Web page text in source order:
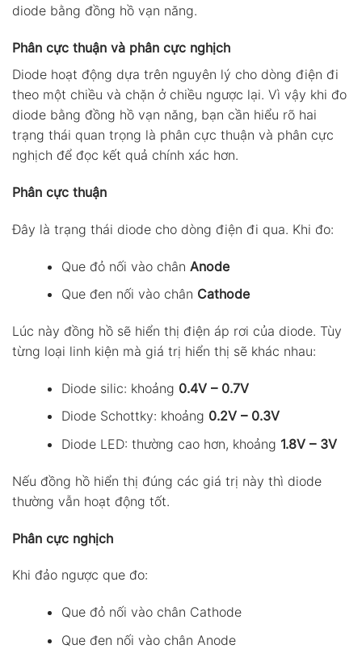
diode bằng đồng hồ vạn năng.
Phân cực thuận và phân cực nghịch
Diode hoạt động dựa trên nguyên lý cho dòng điện đi
theo một chiều và chặn ở chiều ngược lại. Vì vậy khi đo
diode bằng đồng hồ vạn năng, bạn cần hiểu rõ hai
trạng thái quan trọng là phân cực thuận và phân cực
nghịch để đọc kết quả chính xác hơn.
Phân cực thuận
Đây là trạng thái diode cho dòng điện đi qua. Khi đo:
Que đỏ nối vào chân Anode
Que đen nối vào chân Cathode
Lúc này đồng hồ sẽ hiển thị điện áp rơi của diode. Tùy
từng loại linh kiện mà giá trị hiển thị sẽ khác nhau:
Diode silic: khoảng 0.4V – 0.7V
Diode Schottky: khoảng 0.2V – 0.3V
Diode LED: thường cao hơn, khoảng 1.8V – 3V
Nếu đồng hồ hiển thị đúng các giá trị này thì diode
thường vẫn hoạt động tốt.
Phân cực nghịch
Khi đảo ngược que đo:
Que đỏ nối vào chân Cathode
Que đen nối vào chân Anode